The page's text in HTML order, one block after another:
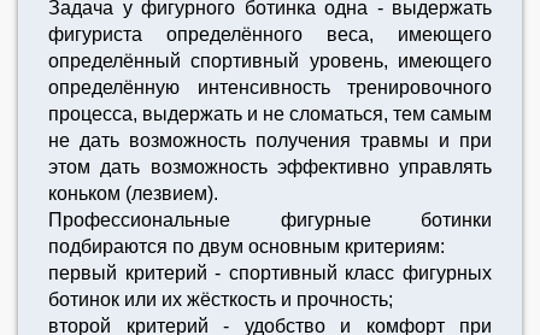
Задача у фигурного ботинка одна - выдержать
фигуриста определённого веса, имеющего
определённый спортивный уровень, имеющего
определённую интенсивность тренировочного
процесса, выдержать и не сломаться, тем самым
не дать возможность получения травмы и при
этом дать возможность эффективно управлять
коньком (лезвием).
Профессиональные фигурные ботинки
подбираются по двум основным критериям:
первый критерий - спортивный класс фигурных
ботинок или их жёсткость и прочность;
второй критерий - удобство и комфорт при